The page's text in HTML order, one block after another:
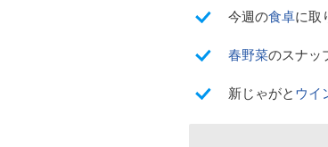
今週の食卓に取
春野菜のスナッ
新じゃがと ウイ